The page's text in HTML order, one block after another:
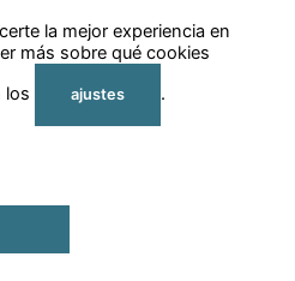
la mejor experiencia en
más sobre qué cookies
los
ajustes .